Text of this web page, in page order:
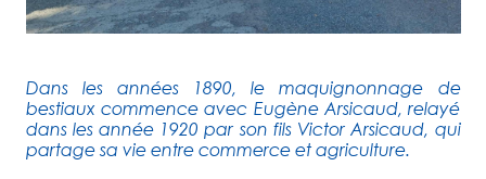
Dans les années 1890, le maquignonnage de
bestiaux commence avec Eugène Arsicaud, relayé
dans les année 1920 par son fils Victor Arsicaud, qui
partage sa vie entre commerce et agriculture.